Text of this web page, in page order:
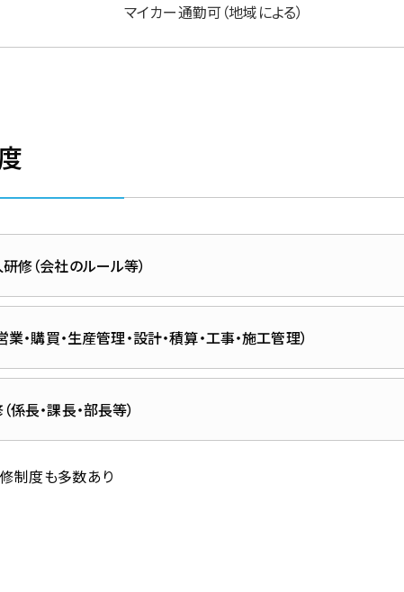
マイカー通勤可（地域による）
修（会社のルール等）
・購買・生産管理・設計・積算・工事・施工管理）
係長・課長・部長等）
制度も多数あり